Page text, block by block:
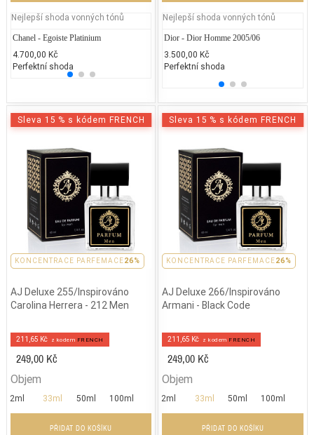
Nejlepší shoda vonných tónů
Chanel - Egoiste Platinium
4.700,00 Kč
Perfektní shoda
Moschino – Cheap and Chic
1.840,47 Kč
50% běžných vonných tónů
Nejlepší shoda vonných tónů
Dior - Dior Homme 2005/06
3.500,00 Kč
Perfektní shoda
PARFEMACE 26%
KONCENTRACE PARFEMACE26%
Sleva 15 % s kódem FRENCH
AJ Deluxe 255/Inspirováno
Carolina Herrera - 212 Men
211,65 Kč z kodem FRENCH
249,00 Kč
Objem
2ml 33ml 50ml 100ml
PŘIDAT DO KOŠÍKU
PARFEMACE 26%
KONCENTRACE PARFEMACE26%
Sleva 15 % s kódem FRENCH
AJ Deluxe 266/Inspirováno
Armani - Black Code
211,65 Kč z kodem FRENCH
249,00 Kč
Objem
2ml 33ml 50ml 100ml
PŘIDAT DO KOŠÍKU